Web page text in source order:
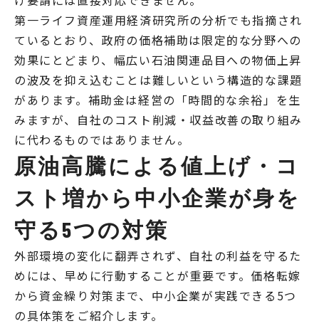
第一ライフ資産運用経済研究所の分析でも指摘され
ているとおり、政府の価格補助は限定的な分野への
効果にとどまり、幅広い石油関連品目への物価上昇
の波及を抑え込むことは難しいという構造的な課題
があります。補助金は経営の「時間的な余裕」を生
みますが、自社のコスト削減・収益改善の取り組み
に代わるものではありません。
原油高騰による値上げ・コ
スト増から中小企業が身を
守る5つの対策
外部環境の変化に翻弄されず、自社の利益を守るた
めには、早めに行動することが重要です。価格転嫁
から資金繰り対策まで、中小企業が実践できる5つ
の具体策をご紹介します。